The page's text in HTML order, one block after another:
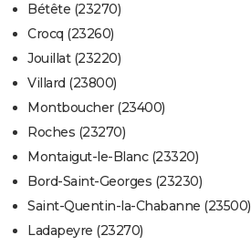
Bétête (23270)
Crocq (23260)
Jouillat (23220)
Villard (23800)
Montboucher (23400)
Roches (23270)
Montaigut-le-Blanc (23320)
Bord-Saint-Georges (23230)
Saint-Quentin-la-Chabanne (23500)
Ladapeyre (23270)